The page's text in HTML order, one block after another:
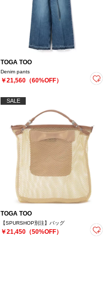
TOGA TOO
Denim pants
￥21,560（60%OFF）
SALE
TOGA TOO
【SPURSHOP別注】バッグ
￥21,450（50%OFF）